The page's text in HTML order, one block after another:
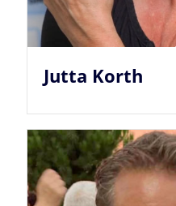
Jutta Korth